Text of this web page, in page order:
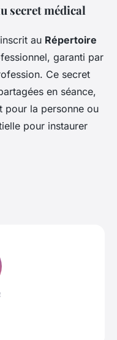
secret médical
au Répertoire
garanti par
Ce secret
en séance,
pour la personne ou
pour instaurer